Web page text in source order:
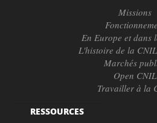
Missions
En Europe et dans
L'histoire de la
Marchés
Open CNIL
Travailler à la
RESSOURCES